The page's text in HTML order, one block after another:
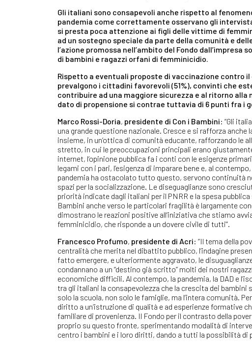
Gli italiani sono consapevoli anche rispetto al
pandemia come correttamente osservano gli
si presta poca attenzione ai figli delle vittime di
ad un sostegno speciale da parte della comunità e
l’azione promossa nell’ambito del Fondo dall’impresa
di bambini e ragazzi orfani di femminicidio.
Rispetto a eventuali proposte di vaccinazione contro il
prevalgono i cittadini favorevoli (51%), convinti che
contribuire ad una maggiore sicurezza e al ritorno alla
dato di propensione si contrae tuttavia di 6 punti fra i
Marco Rossi-Doria, presidente di Con i Bambini: “Gli
una grande questione nazionale. Cresce e si rafforza
insieme, in un’ottica di comunità educante, rafforzando le
stretto, in cui le preoccupazioni principali erano
internet, l’opinione pubblica fa i conti con le esigenze
legami con i pari, l’esigenza di imparare bene e, al
pandemia ha ostacolato tutto questo, servono continuità
spazi per la socializzazione. Le diseguaglianze sono
priorità indicate dagli italiani per il PNRR e la spesa
Bambini anche verso le particolari fragilità è largamente
dimostrano le reazioni positive all’iniziativa che stiamo
femminicidio, che risponde a un dovere civile di tutti”.
Francesco Profumo, presidente di Acri: “Il tema della
centralità che merita nel dibattito pubblico, l’indagine
fatto emergere, e ulteriormente aggravato, le
condannano a un “destino già scritto” molti dei nostri
economiche difficili. Al contempo, la pandemia, la DAD e
tra gli italiani la consapevolezza che la crescita dei
solo la scuola, non solo le famiglie, ma l’intera comunità.
diritto a un’istruzione di qualità e ad esperienze formative
familiare di provenienza. Il Fondo per il contrasto della
proprio su questo fronte, sperimentando modalità di
centro i bambini e i loro diritti, dando a tutti la possibilità di